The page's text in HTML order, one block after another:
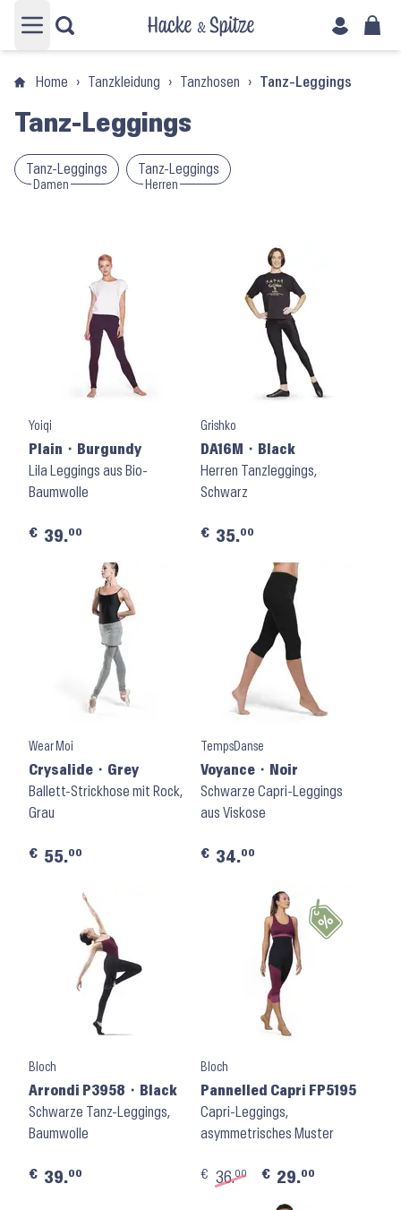
Hauptmenü öffnen
Home › Tanzkleidung › Tanzhosen › Tanz-Leggings
Tanz-Leggings
Tanz-Leggings
Damen
Tanz-Leggings
Herren
Yoiqi
Plain ⬝ Burgundy
Lila Leggings aus Bio-
Baumwolle
€ 39.00
Grishko
DA16M ⬝ Black
Herren Tanzleggings,
Schwarz
€ 35.00
Wear Moi
Crysalide ⬝ Grey
Ballett-Strickhose mit Rock,
Grau
€ 55.00
TempsDanse
Voyance ⬝ Noir
Schwarze Capri-Leggings
aus Viskose
€ 34.00
Bloch
Arrondi P3958 ⬝ Black
Schwarze Tanz-Leggings,
Baumwolle
€ 39.00
Bloch
Pannelled Capri FP5195
Capri-Leggings,
asymmetrisches Muster
€ 36.00 € 29.00